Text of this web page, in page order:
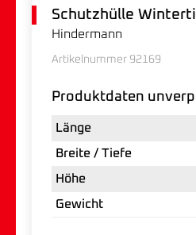
Schutzhülle
Hindermann
Artikelnummer 92169
Produktdaten
Länge
Breite / Tiefe
Höhe
Gewicht